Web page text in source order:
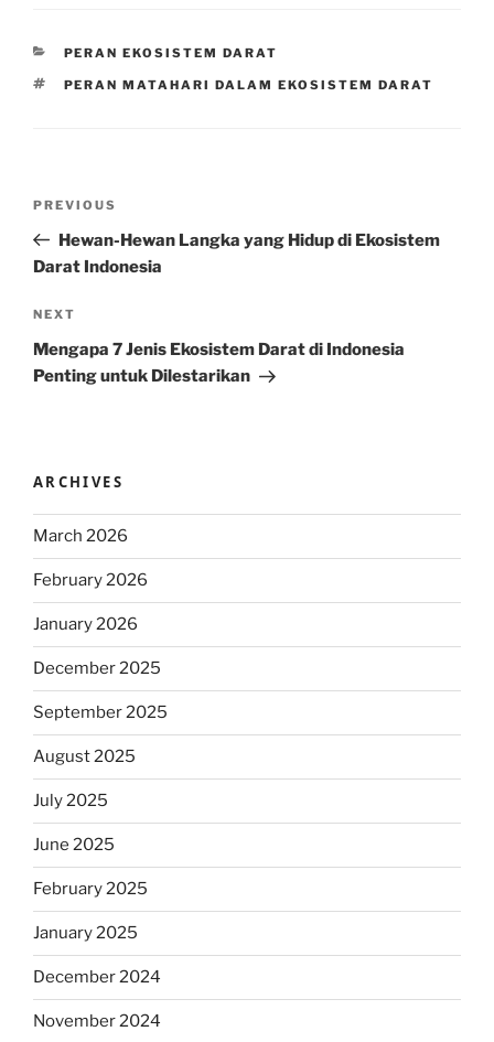
CATEGORIES
PERAN EKOSISTEM DARAT
TAGS
PERAN MATAHARI DALAM EKOSISTEM DARAT
Previous
Post
PREVIOUS
Hewan-Hewan Langka yang Hidup di Ekosistem
Darat Indonesia
Next
Post
NEXT
Mengapa 7 Jenis Ekosistem Darat di Indonesia
Penting untuk Dilestarikan
ARCHIVES
March 2026
February 2026
January 2026
December 2025
September 2025
August 2025
July 2025
June 2025
February 2025
January 2025
December 2024
November 2024